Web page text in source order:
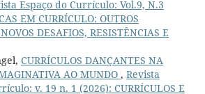
Espaço do Currículo: Vol.9, N.3
EM CURRÍCULO: OUTROS
DESAFIOS, RESISTÊNCIAS E
CURRÍCULOS DANÇANTES NA
AO MUNDO , Revista
v. 19 n. 1 (2026): CURRÍCULOS E